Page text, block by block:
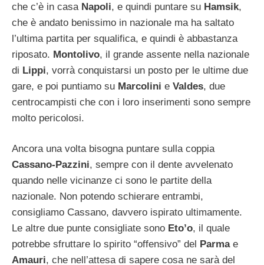
che c’è in casa Napoli, e quindi puntare su Hamsik,
che è andato benissimo in nazionale ma ha saltato
l’ultima partita per squalifica, e quindi è abbastanza
riposato. Montolivo, il grande assente nella nazionale
di Lippi, vorrà conquistarsi un posto per le ultime due
gare, e poi puntiamo su Marcolini e Valdes, due
centrocampisti che con i loro inserimenti sono sempre
molto pericolosi.
Ancora una volta bisogna puntare sulla coppia
Cassano-Pazzini, sempre con il dente avvelenato
quando nelle vicinanze ci sono le partite della
nazionale. Non potendo schierare entrambi,
consigliamo Cassano, davvero ispirato ultimamente.
Le altre due punte consigliate sono Eto’o, il quale
potrebbe sfruttare lo spirito “offensivo” del
Parma e
Amauri, che nell’attesa di sapere cosa ne sarà del